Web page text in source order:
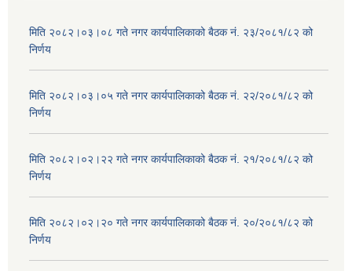
मिति २०८२।०३।०८ गते नगर कार्यपालिकाको बैठक नं. २३/२०८१/८२ को
निर्णय
मिति २०८२।०३।०५ गते नगर कार्यपालिकाको बैठक नं. २२/२०८१/८२ को
निर्णय
मिति २०८२।०२।२२ गते नगर कार्यपालिकाको बैठक नं. २१/२०८१/८२ को
निर्णय
मिति २०८२।०२।२० गते नगर कार्यपालिकाको बैठक नं. २०/२०८१/८२ को
निर्णय